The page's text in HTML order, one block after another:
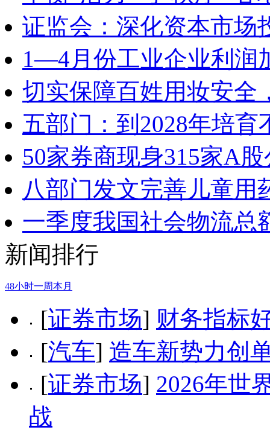
证监会：深化资本市场
1—4月份工业企业利润
切实保障百姓用妆安全
五部门：到2028年培
50家券商现身315家A
八部门发文完善儿童用
一季度我国社会物流总
新闻排行
48小时一周本月
[证券市场] 财务指标
[汽车] 造车新势力创
[证券市场] 2026年世
战